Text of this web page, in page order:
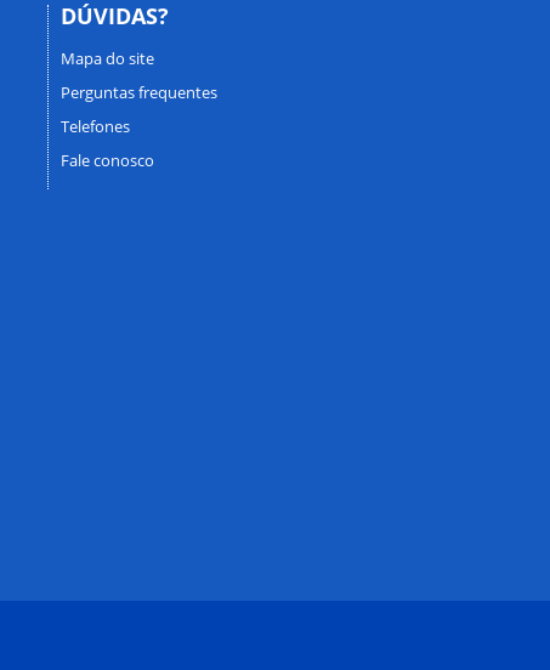
DÚVIDAS?
Mapa do site
Perguntas frequentes
Telefones
Fale conosco